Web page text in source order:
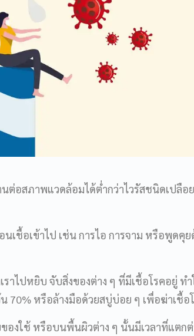
อสภาพแวดล้อมได้ต่ำกว่าไวรัสชนิดเปลือย
เชื้อเข้าไป เช่น การไอ การจาม หรือพูดคุย
าไปหยิบ จับสิ่งของต่าง ๆ ที่มีเชื้อโรคอยู่ ทำ
70% หรือล้างมือด้วยสบู่บ่อย ๆ เพื่อฆ่าเชื้อ
ของใช้ หรือบนพื้นผิวต่าง ๆ นั้นมีเวลาที่แตก